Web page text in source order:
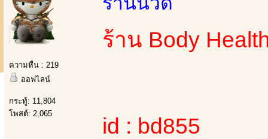
ความหื่น : 219
ออฟไลน์
กระทู้: 11,804
โพสต์: 2,065
ร้าน Body
id : bd855